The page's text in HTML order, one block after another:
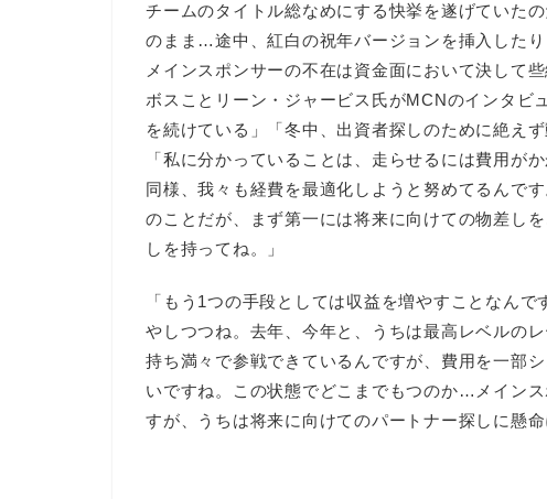
チームのタイトル総なめにする快挙を遂げていた
のまま…途中、紅白の祝年バージョンを挿入したり
メインスポンサーの不在は資金面において決して
ボスことリーン・ジャービス氏がMCNのインタビ
を続けている」「冬中、出資者探しのために絶え
「私に分かっていることは、走らせるには費用
同様、我々も経費を最適化しようと努めてるんで
のことだが、まず第一には将来に向けての物差し
しを持ってね。」
「もう1つの手段としては収益を増やすことなん
やしつつね。去年、今年と、うちは最高レベルの
持ち満々で参戦できているんですが、費用を一部
いですね。この状態でどこまでもつのか…メイン
すが、うちは将来に向けてのパートナー探しに懸命